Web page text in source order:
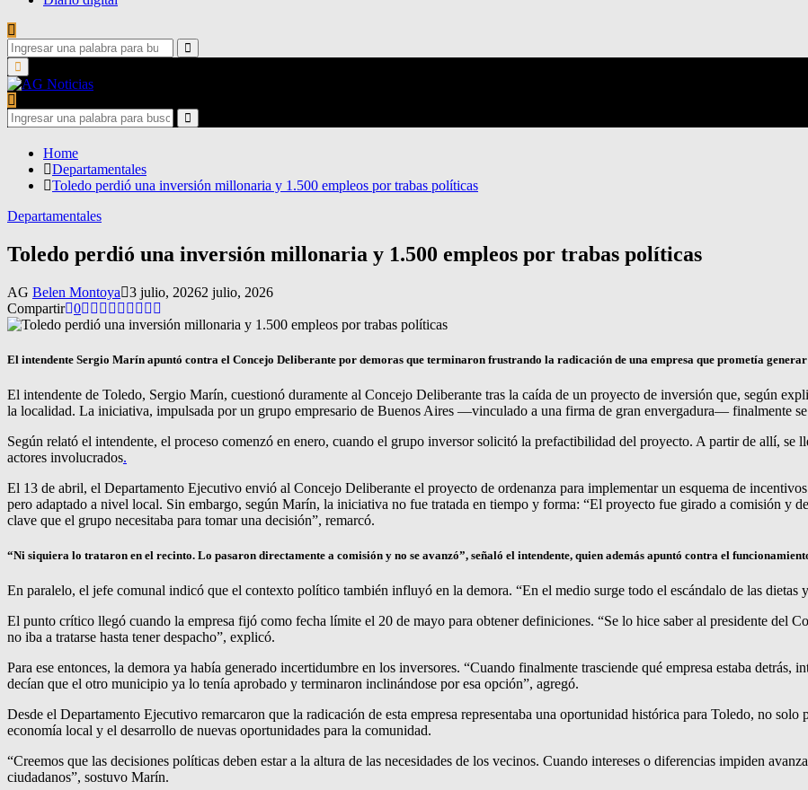
Search
for:
Search
Primary
Menu
Search
for:
Search
Home
Departamentales
Toledo perdió una inversión millonaria y 1.500 empleos por trabas políticas
Departamentales
Toledo perdió una inversión millonaria y 1.500 empleos por trabas políticas
AG Belen Montoya 3 julio, 20262 julio, 2026
Compartir 0
El intendente Sergio Marín apuntó contra el Concejo Deliberante por demoras que terminaron frustrando la radicación de una empresa que prometía
El intendente de Toledo, Sergio Marín, cuestionó duramente al Concejo Deliberante tras la caída de un proyecto de inversión que, según
la localidad. La iniciativa, impulsada por un grupo empresario de Buenos Aires —vinculado a una firma de gran envergadura— finalmente
Según relató el intendente, el proceso comenzó en enero, cuando el grupo inversor solicitó la prefactibilidad del proyecto. A partir de allí, se
actores involucrados.
El 13 de abril, el Departamento Ejecutivo envió al Concejo Deliberante el proyecto de ordenanza para implementar un esquema de
pero adaptado a nivel local. Sin embargo, según Marín, la iniciativa no fue tratada en tiempo y forma: “El proyecto fue girado a comisión y
clave que el grupo necesitaba para tomar una decisión”, remarcó.
“Ni siquiera lo trataron en el recinto. Lo pasaron directamente a comisión y no se avanzó”, señaló el intendente, quien además apuntó contra el
En paralelo, el jefe comunal indicó que el contexto político también influyó en la demora. “En el medio surge todo el escándalo de las dietas
El punto crítico llegó cuando la empresa fijó como fecha límite el 20 de mayo para obtener definiciones. “Se lo hice saber al presidente del
no iba a tratarse hasta tener despacho”, explicó.
Para ese entonces, la demora ya había generado incertidumbre en los inversores. “Cuando finalmente trasciende qué empresa estaba detrás,
decían que el otro municipio ya lo tenía aprobado y terminaron inclinándose por esa opción”, agregó.
Desde el Departamento Ejecutivo remarcaron que la radicación de esta empresa representaba una oportunidad histórica para Toledo, no
economía local y el desarrollo de nuevas oportunidades para la comunidad.
“Creemos que las decisiones políticas deben estar a la altura de las necesidades de los vecinos. Cuando intereses o diferencias impiden
ciudadanos”, sostuvo Marín.